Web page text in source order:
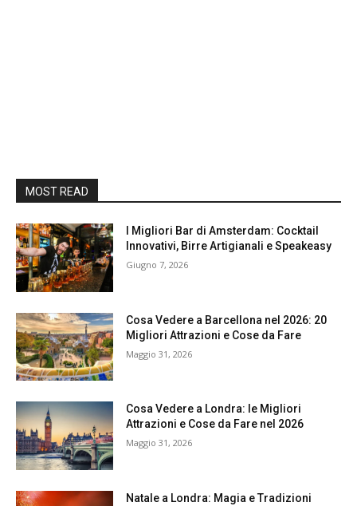
MOST READ
I Migliori Bar di Amsterdam: Cocktail
Innovativi, Birre Artigianali e Speakeasy
Giugno 7, 2026
Cosa Vedere a Barcellona nel 2026: 20
Migliori Attrazioni e Cose da Fare
Maggio 31, 2026
Cosa Vedere a Londra: le Migliori
Attrazioni e Cose da Fare nel 2026
Maggio 31, 2026
Natale a Londra: Magia e Tradizioni